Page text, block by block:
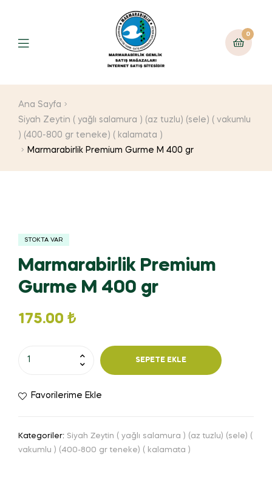
0
Ana Sayfa
Siyah Zeytin ( yağlı salamura ) (az tuzlu) (sele) ( vakumlu
) (400-800 gr teneke) ( kalamata )
Marmarabirlik Premium Gurme M 400 gr
STOKTA VAR
Marmarabirlik Premium
Gurme M 400 gr
175.00 ₺
SEPETE EKLE
Favorilerime Ekle
Kategoriler: Siyah Zeytin ( yağlı salamura ) (az tuzlu) (sele) (
vakumlu ) (400-800 gr teneke) ( kalamata )